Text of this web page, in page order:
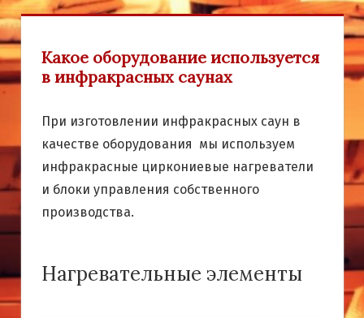
Какое оборудование используется
в инфракрасных саунах
При изготовлении инфракрасных саун в
качестве оборудования мы используем
инфракрасные циркониевые нагреватели
и блоки управления собственного
производства.
Нагревательные элементы